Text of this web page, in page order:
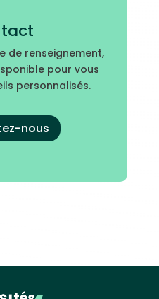
de renseignement,
pour vous
personnalisés.
nous